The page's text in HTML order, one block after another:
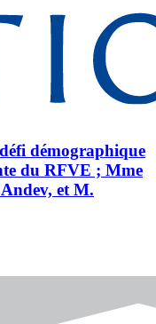
démographique
du RFVE ; Mme
et M.